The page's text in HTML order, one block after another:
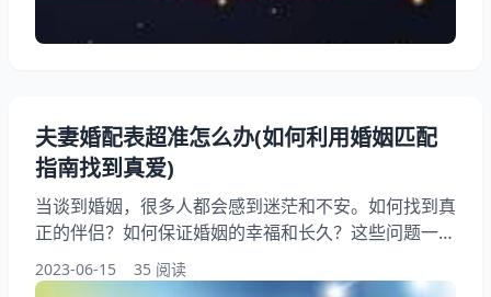
产生影响。年龄区别会影响夫妻的生活习惯和兴趣爱好
夫妻婚配表超准怎么办(如何利用婚姻匹配
指南找到真爱)
当谈到婚姻，很多人都会感到迷茫和不安。如何找到真
正的伴侣？如何保证婚姻的幸福和长久？这些问题一直
困扰着许多人。而现在，有一种新的工具——夫妻婚配
表，可以帮助我们更好地了解自己和潜在的伴侣，从而
2023-06-15 35 阅读